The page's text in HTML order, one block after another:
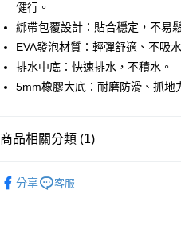
街口支付
悠遊付
全盈+PAY
付款後全家取貨
健行。
綁帶包覆設計：貼合穩定，不易
EVA發泡材質：輕彈舒適、不吸水
排水中底：快速排水，不積水。
5mm橡膠大底：耐磨防滑、抓地
商品相關分類 (1)
分享
客服